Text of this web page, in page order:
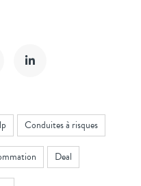
Conduites à risques
Deal